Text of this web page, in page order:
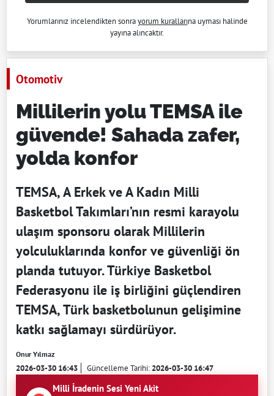
Yorumlarınız incelendikten sonrayorum kurallarına uyması halinde
yayına alıncaktır.
Otomotiv
Millilerin yolu TEMSA ile
güvende! Sahada zafer,
yolda konfor
TEMSA, A Erkek ve A Kadın Milli
Basketbol Takımları’nın resmi karayolu
ulaşım sponsoru olarak Millilerin
yolculuklarında konfor ve güvenliği ön
planda tutuyor. Türkiye Basketbol
Federasyonu ile iş birliğini güçlendiren
TEMSA, Türk basketbolunun gelişimine
katkı sağlamayı sürdürüyor.
Onur Yılmaz
2026-03-30 16:43 Güncelleme Tarihi:2026-03-30 16:47
Milli İradenin Sesi Yeni Akit